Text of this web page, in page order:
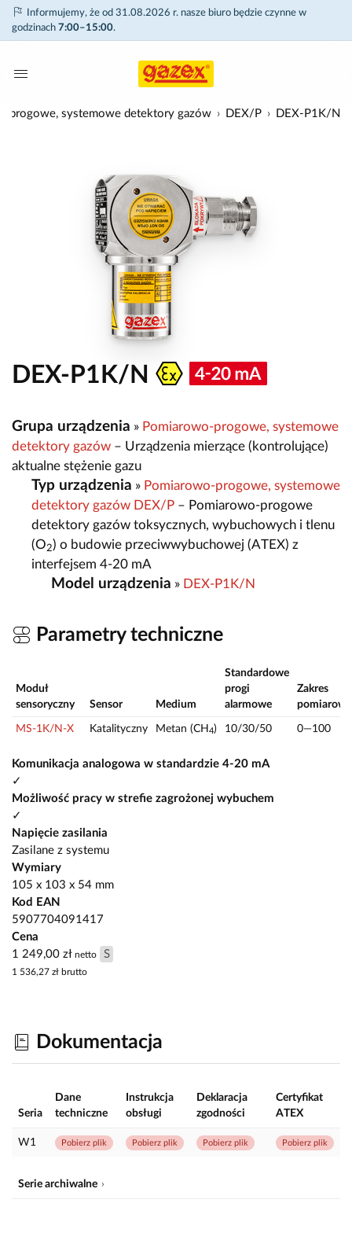
Informujemy, że od 31.08.2026 r. nasze biuro będzie czynne w
godzinach 7:00–15:00.
progowe, systemowe detektory gazów DEX/P DEX-P1K/N
DEX-P1K/N
Grupa urządzenia » Pomiarowo-progowe, systemowe
detektory gazów – Urządzenia mierzące (kontrolujące)
aktualne stężenie gazu
Typ urządzenia » Pomiarowo-progowe, systemowe
detektory gazów DEX/P – Pomiarowo-progowe
detektory gazów toksycznych, wybuchowych i tlenu
(O2) o budowie przeciwwybuchowej (ATEX) z
interfejsem 4-20 mA
Model urządzenia » DEX-P1K/N
Parametry techniczne
Moduł
sensoryczny
Sensor Medium
Standardowe
progi
alarmowe
Zakres
pomiarowy
MS-1K/N-X Katalityczny Metan (CH 4) 10/30/50 0—100
Komunikacja analogowa w standardzie 4-20 mA
✓
Możliwość pracy w strefie zagrożonej wybuchem
✓
Napięcie zasilania
Zasilane z systemu
Wymiary
105 x 103 x 54 mm
Kod EAN
5907704091417
Cena
1 249,00 zł netto S
1 536,27 zł brutto
Dokumentacja
Seria
Dane
techniczne
Instrukcja
obsługi
Deklaracja
zgodności
Certyfikat
ATEX
W1 Pobierz plik Pobierz plik Pobierz plik Pobierz plik
Serie archiwalne